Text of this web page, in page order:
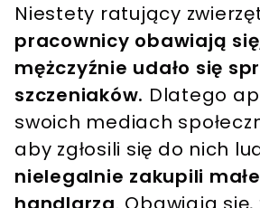
Niestety ratujący
pracownicy obawiają
mężczyźnie udało się
szczeniaków. Dlatego
swoich mediach
aby zgłosili się do nich
nielegalnie zakupili